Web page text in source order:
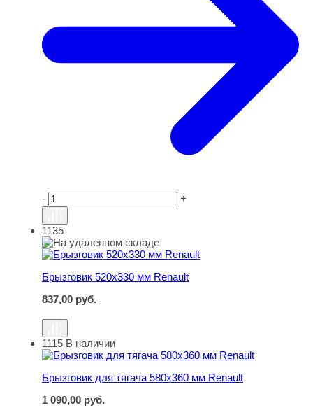
- +
Брызговик 520х330 мм Renault
1135
Брызговик 520х330 мм Renault
837,00 руб.
Брызговик для тягача 580х360 мм Renault
1115 В наличии
Брызговик для тягача 580х360 мм Renault
1 090,00 руб.